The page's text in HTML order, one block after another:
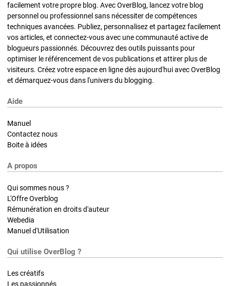
facilement votre propre blog. Avec OverBlog, lancez votre blog
personnel ou professionnel sans nécessiter de compétences
techniques avancées. Publiez, personnalisez et partagez facilement
vos articles, et connectez-vous avec une communauté active de
blogueurs passionnés. Découvrez des outils puissants pour
optimiser le référencement de vos publications et attirer plus de
visiteurs. Créez votre espace en ligne dès aujourd'hui avec OverBlog
et démarquez-vous dans l'univers du blogging.
Aide
Manuel
Contactez nous
Boite à idées
A propos
Qui sommes nous ?
L'Offre Overblog
Rémunération en droits d'auteur
Webedia
Manuel d'Utilisation
Qui utilise OverBlog ?
Les créatifs
Les passionnés